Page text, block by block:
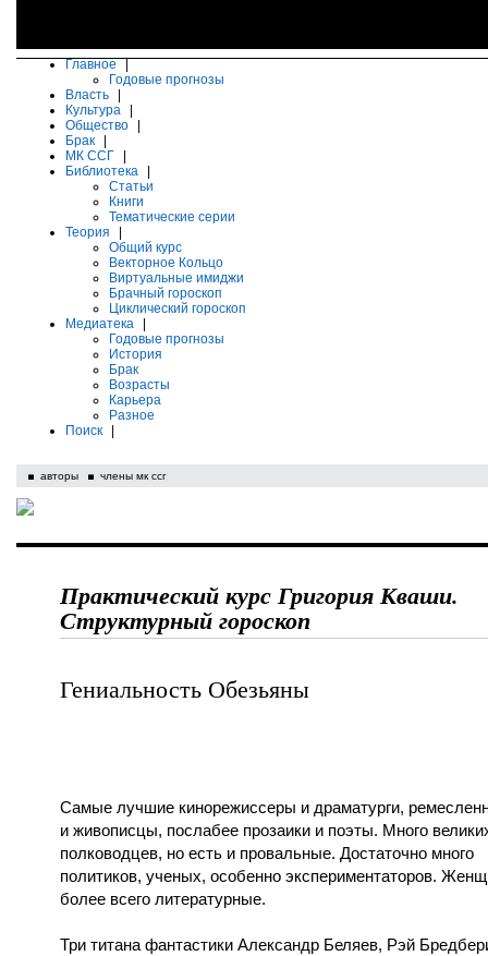
Главное
Годовые прогнозы
Власть
Культура
Общество
Брак
МК ССГ
Библиотека
Статьи
Книги
Тематические серии
Теория
Общий курс
Векторное Кольцо
Виртуальные имиджи
Брачный гороскоп
Циклический гороскоп
Медиатека
Годовые прогнозы
История
Брак
Возрасты
Карьера
Разное
Поиск
авторы члены мк ссг
Практический курс Григория Кваши.
Структурный гороскоп
Гениальность Обезьяны
Самые лучшие кинорежиссеры и драматурги,
и живописцы, послабее прозаики и поэты. Много
полководцев, но есть и провальные. Достаточно много
политиков, ученых, особенно экспериментаторов.
более всего литературные.
Три титана фантастики Александр Беляев, Рэй